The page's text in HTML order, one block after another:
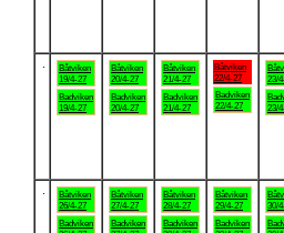
Båtviken
19/4-27
Badviken
19/4-27
Båtviken
20/4-27
Badviken
20/4-27
Båtviken
21/4-27
Badviken
21/4-27
Båtviken
22/4-27
Badviken
22/4-27
23/
23/
Båtviken
26/4-27
Badviken
Båtviken
27/4-27
Badviken
Båtviken
28/4-27
Badviken
Båtviken
29/4-27
Badviken
30/